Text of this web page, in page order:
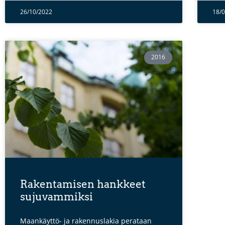
26/10/2022 18/
2016
Rakentamisen hankkeet
sujuvammiksi
Maankäyttö- ja rakennuslakia perataan